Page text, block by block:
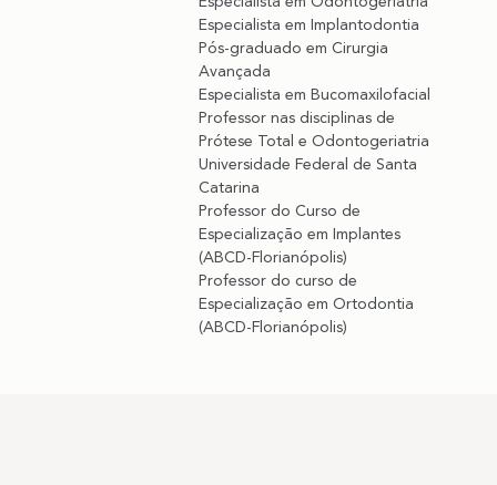
Especialista em Implantodontia
Pós-graduado em Cirurgia
Avançada
Especialista em Bucomaxilofacial
Professor nas disciplinas de
Prótese Total e Odontogeriatria
Universidade Federal de Santa
Catarina
Professor do Curso de
Especialização em Implantes
(ABCD-Florianópolis)
Professor do curso de
Especialização em Ortodontia
(ABCD-Florianópolis)